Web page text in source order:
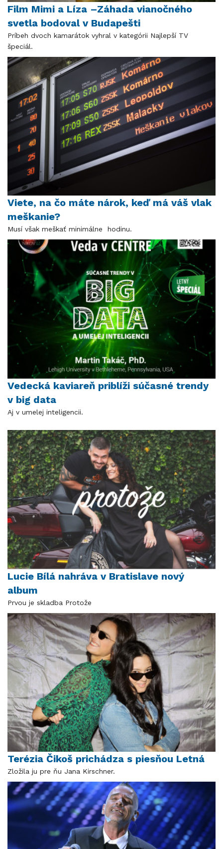
Film Mimi a Líza –Záhada vianočného
svetla bodoval v Budapešti
Príbeh dvoch kamarátok vyhral v kategórii Najlepší TV
špeciál.
Viete, na čo máte nárok, keď má váš vlak
meškanie?
Musí však meškať minimálne hodinu.
Vedecká kaviareň priblíži súčasné trendy
v big data
Aj v umelej inteligencii.
Lucie Bílá nahráva v Bratislave nový
album
Prvou je skladba Protože
Terézia Čikoš prichádza s piesňou Letná
Zložila ju pre ňu Jana Kirschner.